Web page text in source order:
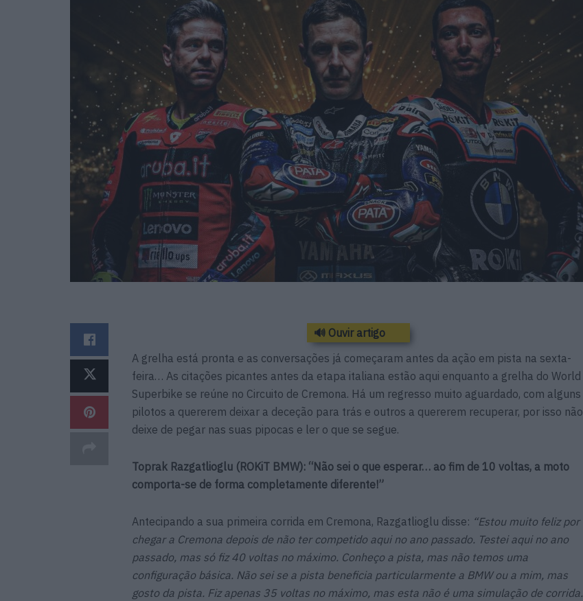
🔊 Ouvir artigo
A grelha está pronta e as conversações já começaram antes da ação em pista na sexta-
feira… As citações picantes antes da etapa italiana estão aqui enquanto a grelha do World
Superbike se reúne no Circuito de Cremona. Há um regresso muito aguardado, com alguns
pilotos a quererem deixar a deceção para trás e outros a quererem recuperar, por isso não
deixe de pegar nas suas pipocas e ler o que se segue.
Toprak Razgatlioglu (ROKiT BMW): “Não sei o que esperar… ao fim de 10 voltas, a moto
comporta-se de forma completamente diferente!”
Antecipando a sua primeira corrida em Cremona, Razgatlioglu disse: “Estou muito feliz por
chegar a Cremona depois de não ter competido aqui no ano passado. Testei aqui no ano
passado, mas só fiz 40 voltas no máximo. Conheço a pista, mas não temos uma
configuração básica. Não sei se a pista beneficia particularmente a BMW ou a mim, mas
gosto da pista. Fiz apenas 35 voltas no máximo, mas esta não é uma simulação de corrida.